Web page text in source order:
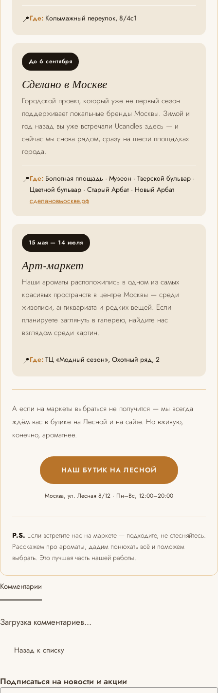
📍Где: Колымажный переулок, 8/4с1
До 6 сентября
Сделано в Москве
Городской проект, который уже не первый сезон
поддерживает локальные бренды Москвы. Зимой и
год назад вы уже встречали Ucandles здесь — и
сейчас мы снова рядом, сразу на шести площадках
города.
📍Где: Болотная площадь · Музеон · Тверской бульвар ·
Цветной бульвар · Старый Арбат · Новый Арбат
сделановмоскве.рф
15 мая — 14 июля
Арт-маркет
Наши ароматы расположились в одном из самых
красивых пространств в центре Москвы — среди
живописи, антиквариата и редких вещей. Если
планируете заглянуть в галерею, найдите нас
взглядом среди картин.
📍Где: ТЦ «Модный сезон», Охотный ряд, 2
А если на маркеты выбраться не получится — мы всегда
ждём вас в бутике на Лесной и на сайте. Но вживую,
конечно, ароматнее.
НАШ БУТИК НА ЛЕСНОЙ
Москва, ул. Лесная 8/12 · Пн–Вс, 12:00–20:00
P.S. Если встретите нас на маркете — подходите, не стесняйтесь.
Расскажем про ароматы, дадим понюхать всё и поможем
выбрать. Это лучшая часть нашей работы.
Комментарии
Загрузка комментариев...
Назад к списку
Подписаться на новости и акции